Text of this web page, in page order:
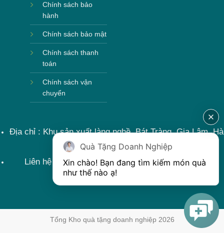
Hộp xi bình hoa
Chính sách bảo
hành
Chính sách bảo mật
Chính sách thanh
toán
Chính sách vận
chuyển
Địa chỉ : Khu sản xuất làng nghề, Bát Tràng, Gia Lâm, Hà
Nội, Việt Nam
Liên hệ : 0915599363 Email: lienhe@khoqua.vn
Tổng Kho quà tặng doanh nghiệp 2026
Quà Tặng Doanh Nghiệp
Xin chào! Bạn đang tìm kiếm món quà
như thế nào ạ!